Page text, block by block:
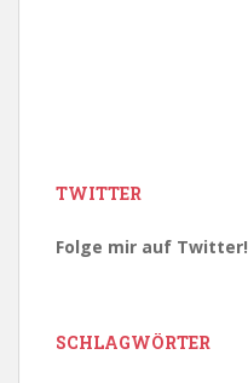
TWITTER
Folge mir auf Twitter!
SCHLAGWÖRTER